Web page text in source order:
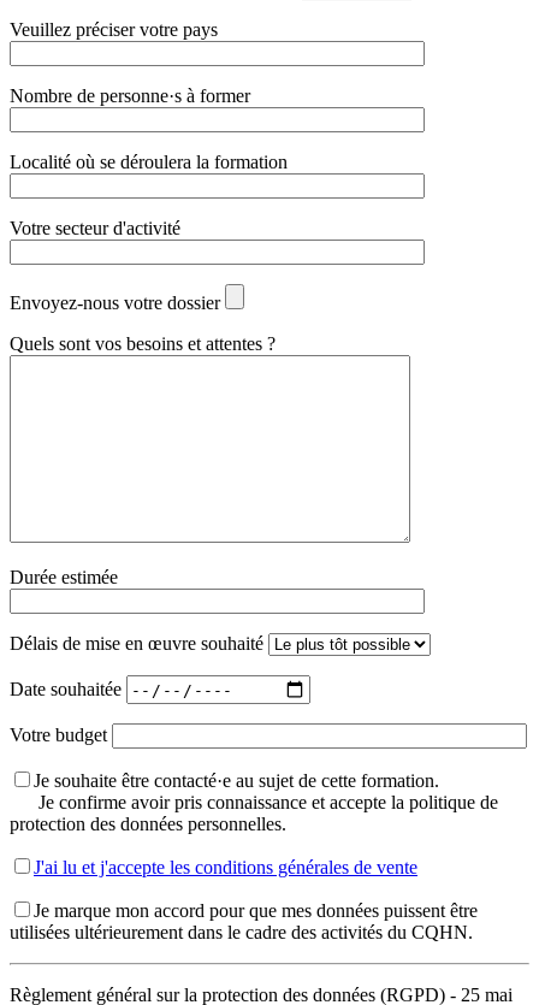
Veuillez préciser votre pays
Nombre de personne·s à former
Localité où se déroulera la formation
Votre secteur d'activité
Envoyez-nous votre dossier
Quels sont vos besoins et attentes ?
Durée estimée
Délais de mise en œuvre souhaité
Date souhaitée
Votre budget
Je souhaite être contacté·e au sujet de cette formation.
Je confirme avoir pris connaissance et accepte la politique de
protection des données personnelles.
J'ai lu et j'accepte les conditions générales de vente
Je marque mon accord pour que mes données puissent être
utilisées ultérieurement dans le cadre des activités du CQHN.
Règlement général sur la protection des données (RGPD) - 25 mai